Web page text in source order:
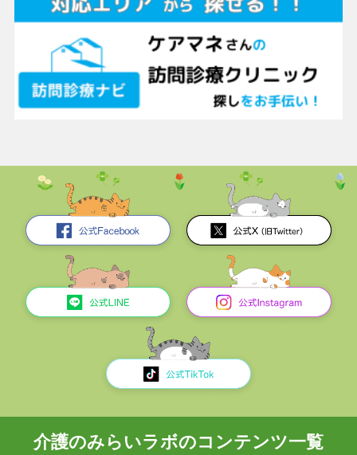
介護のみらいラボのコンテンツ一覧